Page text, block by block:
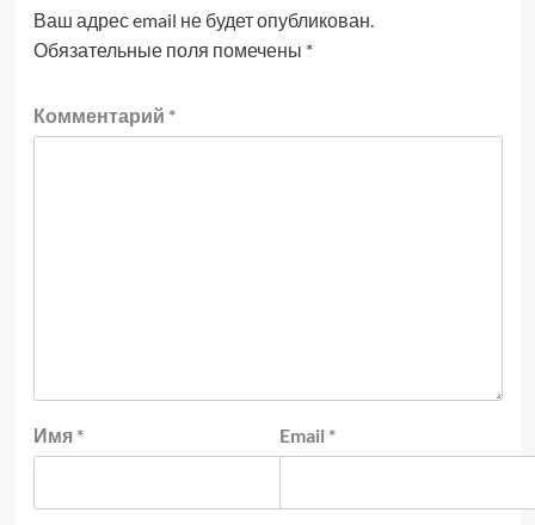
Ваш адрес email не будет опубликован.
Обязательные поля помечены *
Комментарий *
Имя * Email *